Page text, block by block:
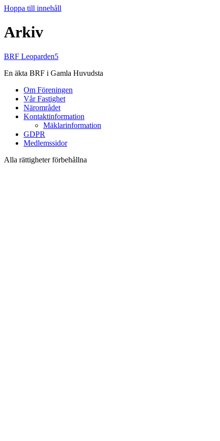
Hoppa till innehåll
Arkiv
BRF Leoparden5
En äkta BRF i Gamla Huvudsta
Om Föreningen
Vår Fastighet
Närområdet
Kontaktinformation
Mäklarinformation
GDPR
Medlemssidor
Alla rättigheter förbehållna